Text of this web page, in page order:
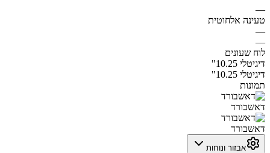
—
טעינה אלחוטית
—
—
לוח שעונים
דיגיטלי 10.25"
דיגיטלי 10.25"
תמונות
דאשבורד
דאשבורד
אבזור ונוחות